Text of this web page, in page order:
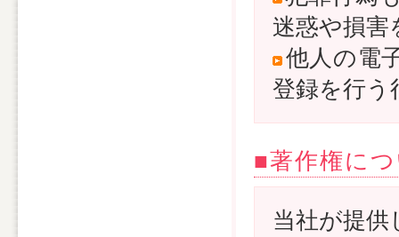
迷惑や損害
他人の電
登録を行う
■著作権に
当社が提